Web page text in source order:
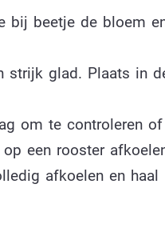
bij beetje de bloem
strijk glad. Plaats in
om te controleren
een rooster
afkoelen en haal